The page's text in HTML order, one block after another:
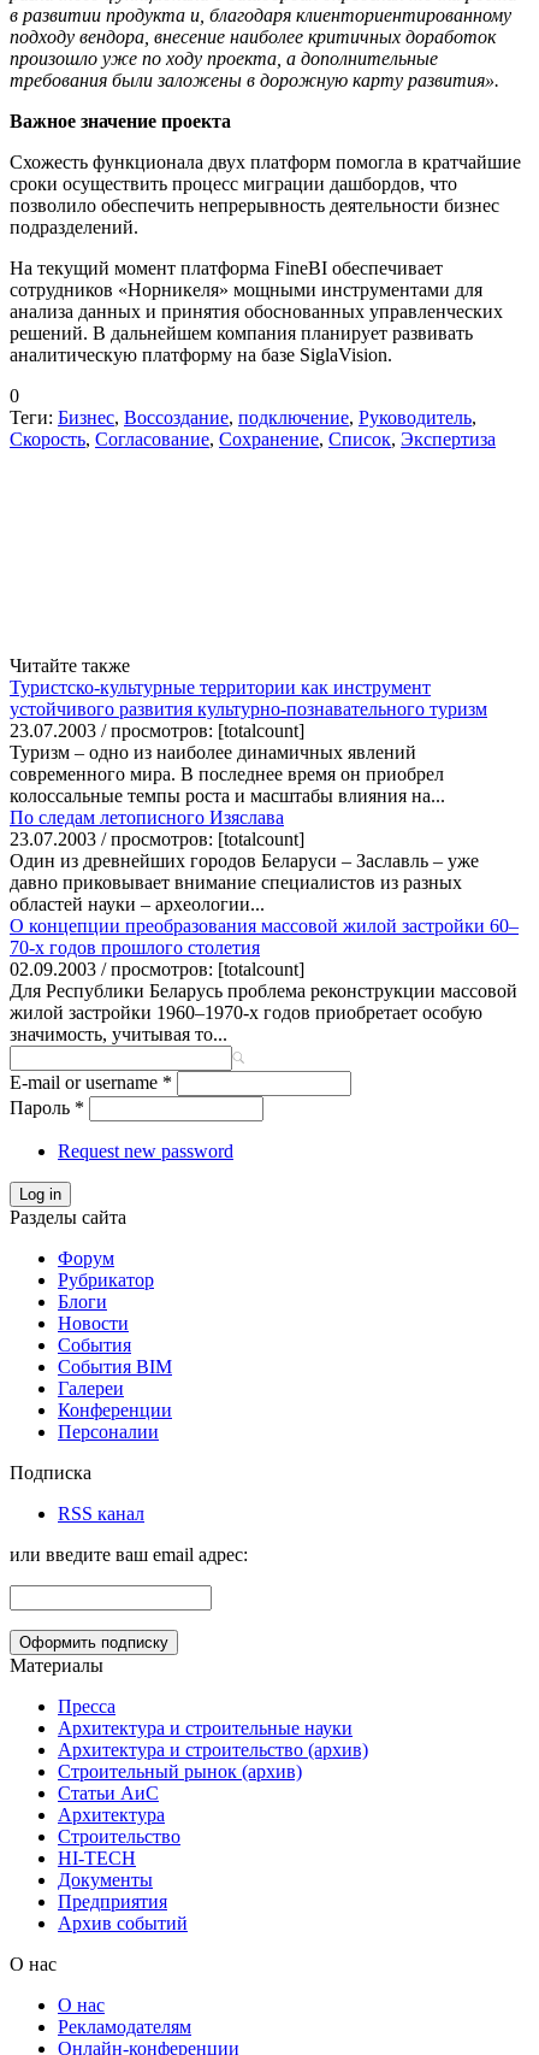
в развитии продукта и, благодаря клиенториентированному
подходу вендора, внесение наиболее критичных доработок
произошло уже по ходу проекта, а дополнительные
требования были заложены в дорожную карту развития».
Важное значение проекта
Схожесть функционала двух платформ помогла в кратчайшие
сроки осуществить процесс миграции дашбордов, что
позволило обеспечить непрерывность деятельности бизнес
подразделений.
На текущий момент платформа FineBI обеспечивает
сотрудников «Норникеля» мощными инструментами для
анализа данных и принятия обоснованных управленческих
решений. В дальнейшем компания планирует развивать
аналитическую платформу на базе SiglaVision.
0
Теги: Бизнес, Воссоздание, подключение, Руководитель,
Скорость, Согласование, Сохранение, Список, Экспертиза
Читайте также
Туристско-культурные территории как инструмент
устойчивого развития культурно-познавательного туризм
23.07.2003 / просмотров: [totalcount]
Туризм – одно из наиболее динамичных явлений
современного мира. В последнее время он приобрел
колоссальные темпы роста и масштабы влияния на...
По следам летописного Изяслава
23.07.2003 / просмотров: [totalcount]
Один из древнейших городов Беларуси – Заславль – уже
давно приковывает внимание специалистов из разных
областей науки – археологии...
О концепции преобразования массовой жилой застройки 60–
70-х годов прошлого столетия
02.09.2003 / просмотров: [totalcount]
Для Республики Беларусь проблема реконструкции массовой
жилой застройки 1960–1970-х годов приобретает особую
значимость, учитывая то...
E-mail or username *
Пароль *
Request new password
Log in
Разделы сайта
Форум
Рубрикатор
Блоги
Новости
События
События BIM
Галереи
Конференции
Персоналии
Подписка
RSS канал
или введите ваш email адрес:
Материалы
Пресса
Архитектура и строительные науки
Архитектура и строительство (архив)
Строительный рынок (архив)
Статьи АиС
Архитектура
Строительство
HI-TECH
Документы
Предприятия
Архив событий
О нас
О нас
Рекламодателям
Онлайн-конференции